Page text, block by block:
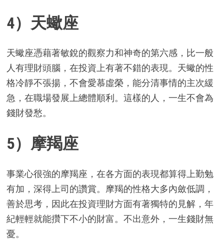
4）天蠍座
天蠍座憑藉著敏銳的觀察力和神奇的第六感，比一般
人有理財頭腦，在投資上有著不錯的表現。天蠍的性
格冷靜不張揚，不會愛慕虛榮，能分清事情的主次緩
急，在職場發展上總體順利。這樣的人，一生不會為
錢財發愁。
5）摩羯座
事業心很強的摩羯座，在各方面的表現都算得上勤勉
有加，深得上司的讚賞。摩羯的性格大多內斂低調，
善於思考，因此在投資理財方面有著獨特的見解，年
紀輕輕就能攢下不小的財富。不出意外，一生錢財無
憂。